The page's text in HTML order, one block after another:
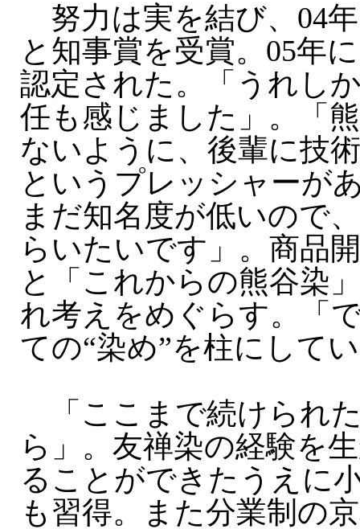
努力は実を結び、04
と知事賞を受賞。05年
認定された。「うれし
任も感じました」。「
ないように、後輩に技
というプレッシャーが
まだ知名度が低いので
らいたいです」。商品
と「これからの熊谷染
れ考えをめぐらす。「
ての“染め”を柱にして
「ここまで続けられ
ら」。友禅染の経験を
ることができたうえに
も習得。また分業制の